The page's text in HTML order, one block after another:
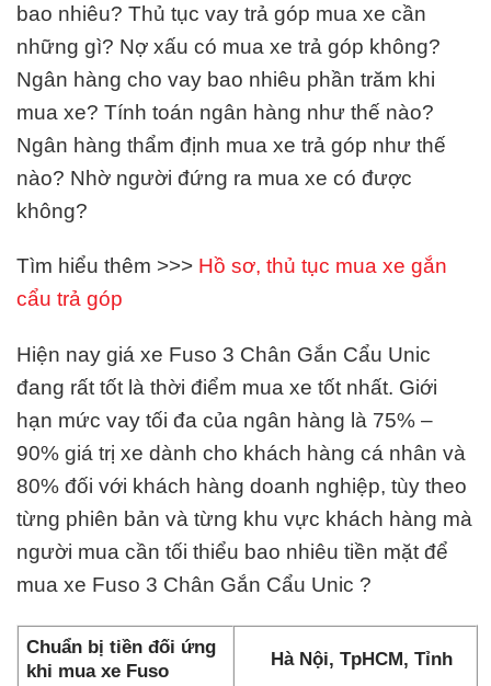
bao nhiêu? Thủ tục vay trả góp mua xe cần
những gì? Nợ xấu có mua xe trả góp không?
Ngân hàng cho vay bao nhiêu phần trăm khi
mua xe? Tính toán ngân hàng như thế nào?
Ngân hàng thẩm định mua xe trả góp như thế
nào? Nhờ người đứng ra mua xe có được
không?
Tìm hiểu thêm >>> Hồ sơ, thủ tục mua xe gắn
cẩu trả góp
Hiện nay giá xe Fuso 3 Chân Gắn Cẩu Unic
đang rất tốt là thời điểm mua xe tốt nhất. Giới
hạn mức vay tối đa của ngân hàng là 75% –
90% giá trị xe dành cho khách hàng cá nhân và
80% đối với khách hàng doanh nghiệp, tùy theo
từng phiên bản và từng khu vực khách hàng mà
người mua cần tối thiểu bao nhiêu tiền mặt để
mua xe Fuso 3 Chân Gắn Cẩu Unic ?
Chuẩn bị tiền đối ứng
khi mua xe Fuso
Hà Nội, TpHCM, Tỉnh